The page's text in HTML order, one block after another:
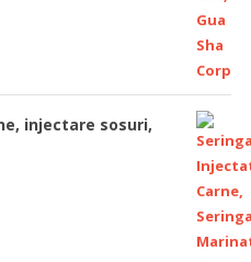
injectare sosuri,